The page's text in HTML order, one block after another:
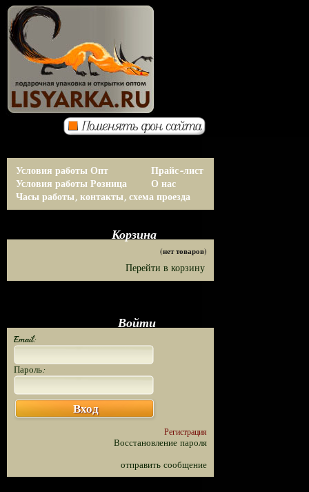
Условия работы Опт
Условия работы Розница
Прайс-лист
О нас
Часы работы, контакты, схема проезда
Корзина
(нет товаров)
Перейти в корзину
Войти
Email:
Пароль:
Вход
Регистрация
Восстановление пароля
отправить сообщение